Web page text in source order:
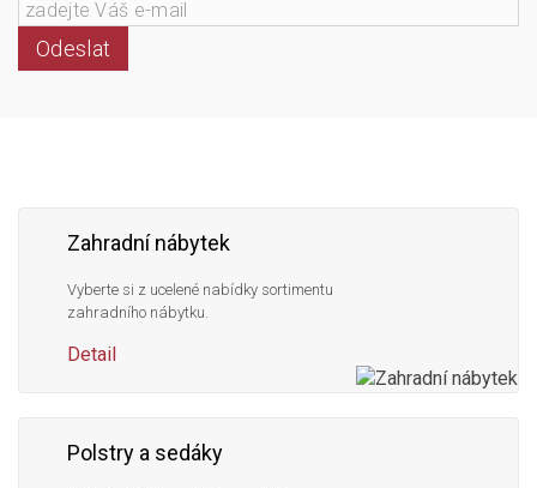
Odeslat
Zahradní nábytek
Vyberte si z ucelené nabídky sortimentu
zahradního nábytku.
Detail
Polstry a sedáky